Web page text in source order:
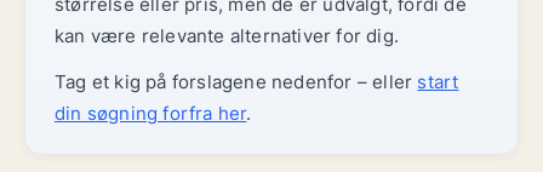
kan være relevante alternativer for dig.
Tag et kig på forslagene nedenfor – eller start
din søgning forfra her.